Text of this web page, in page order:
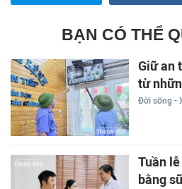
BẠN CÓ THỂ
Giữ an
từ
Đời sống -
Tuần
bằng